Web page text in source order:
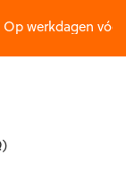
Op werkdagen